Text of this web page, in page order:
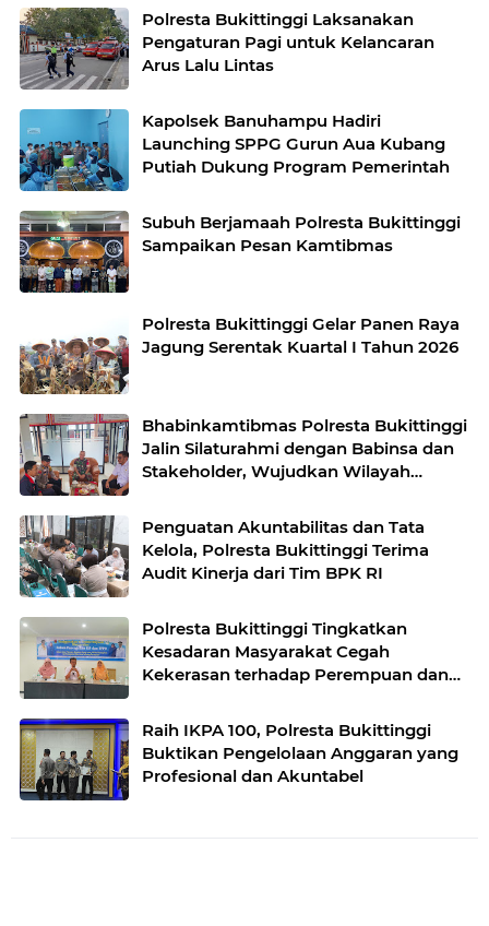
Polresta Bukittinggi Laksanakan
Pengaturan Pagi untuk Kelancaran
Arus Lalu Lintas
Kapolsek Banuhampu Hadiri
Launching SPPG Gurun Aua Kubang
Putiah Dukung Program Pemerintah
Subuh Berjamaah Polresta Bukittinggi
Sampaikan Pesan Kamtibmas
Polresta Bukittinggi Gelar Panen Raya
Jagung Serentak Kuartal I Tahun 2026
Bhabinkamtibmas Polresta Bukittinggi
Jalin Silaturahmi dengan Babinsa dan
Stakeholder, Wujudkan Wilayah
Penguatan Akuntabilitas dan Tata
Kelola, Polresta Bukittinggi Terima
Audit Kinerja dari Tim BPK RI
Polresta Bukittinggi Tingkatkan
Kesadaran Masyarakat Cegah
Kekerasan terhadap Perempuan dan
Raih IKPA 100, Polresta Bukittinggi
Buktikan Pengelolaan Anggaran yang
Profesional dan Akuntabel